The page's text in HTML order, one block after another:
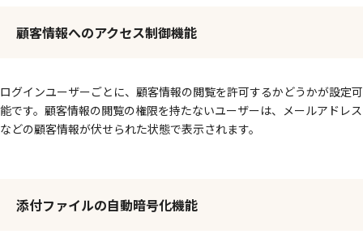
顧客情報へのアクセス制御機能
ログインユーザーごとに、顧客情報の閲覧を許可するかどうかが設定可
能です。顧客情報の閲覧の権限を持たないユーザーは、メールアドレス
などの顧客情報が伏せられた状態で表示されます。
添付ファイルの自動暗号化機能